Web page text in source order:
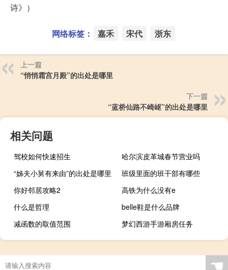
诗》）
网络标签： 嘉禾 宋代 浙东
上一篇
“悄悄霜宫月殿”的出处是哪里
下一篇
“蓝桥仙路不崎岖”的出处是哪里
相关问题
驾校如何快速招生
哈尔滨皮革城春节营业吗
“姊夫小舅有来由”的出处是哪里
班级里面的班干部有哪些
你好邻居攻略2
高铁为什么没有e
什么是哲理
belle鞋是什么品牌
减函数的取值范围
梦幻西游手游厢房任务
☚